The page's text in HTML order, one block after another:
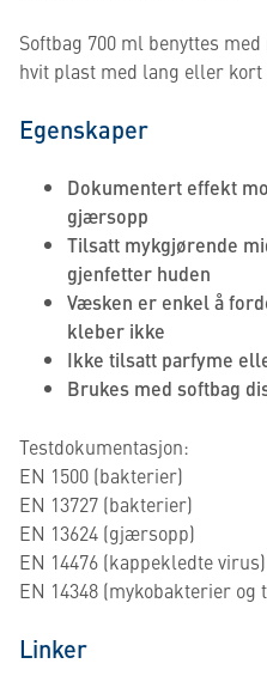
Softbag 700 ml benyttes
hvit plast med lang eller
Egenskaper
Dokumentert effekt
gjærsopp
Tilsatt mykgjørende
gjenfetter huden
Væsken er enkel å
kleber ikke
Ikke tilsatt parfyme
Brukes med softbag
Testdokumentasjon:
EN 1500 (bakterier)
EN 13727 (bakterier)
EN 13624 (gjærsopp)
EN 14476 (kappekledte virus)
EN 14348 (mykobakterier
Linker